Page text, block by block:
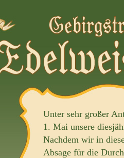
Unter sehr großer
1. Mai unsere
Nachdem wir in
Absage für die